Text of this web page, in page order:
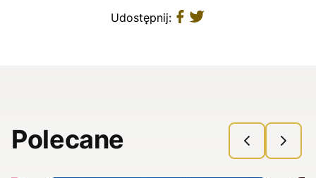
Udostępnij:
Polecane